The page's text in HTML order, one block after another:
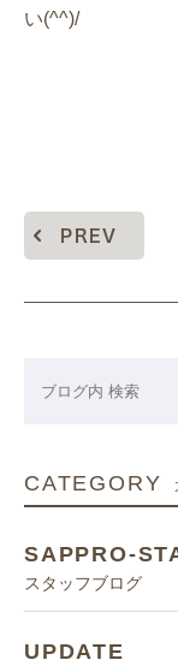
い(^^)/
PREV
CATEGORY
SAPPRO-
スタッフブログ
UPDATE